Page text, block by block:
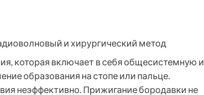
которая включает в себя общесистемную и
образования на стопе или пальце.
неэффективно. Прижигание бородавки не